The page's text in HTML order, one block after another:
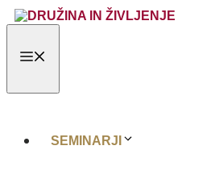
Skip
to
content
SEMINARJI